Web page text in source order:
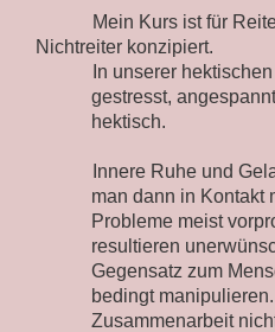
Mein Kurs ist für
Nichtreiter konzipiert.
In unserer
gestresst,
hektisch.
Innere Ruhe und
man dann in Kontakt
Probleme meist
resultieren
Gegensatz zum
bedingt
Zusammenarbeit